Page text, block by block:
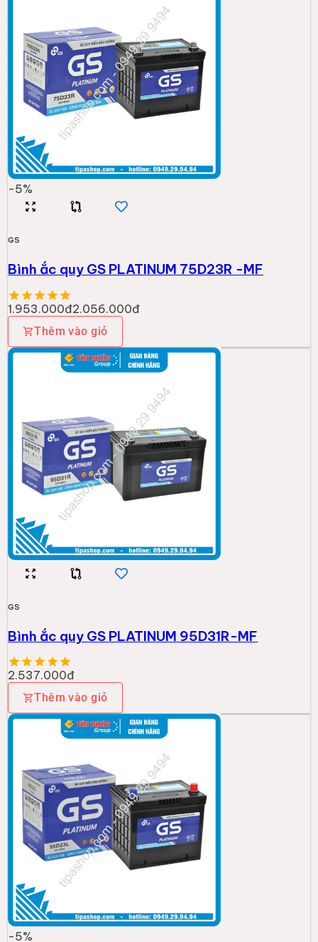
-5%
GS
Bình ắc quy GS PLATINUM 75D23R -MF
1.953.000đ2.056.000đ
Thêm vào giỏ
GS
Bình ắc quy GS PLATINUM 95D31R-MF
2.537.000đ
Thêm vào giỏ
-5%